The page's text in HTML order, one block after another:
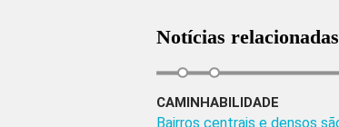
Notícias relacionadas
CAMINHABILIDADE
Bairros centrais e densos